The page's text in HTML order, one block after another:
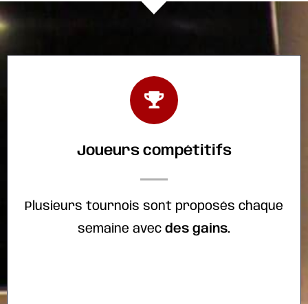
Joueurs compétitifs
Plusieurs tournois sont proposés chaque
semaine avec des gains.